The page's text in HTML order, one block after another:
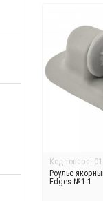
Код товара:
Роульс
Edges №1.1